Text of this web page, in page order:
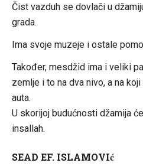
Čist vazduh se dovlači u
grada.
Ima svoje muzeje i ostale
Također, mesdžid ima i veliki
zemlje i to na dva nivo, a na
auta.
U skorijoj budućnosti džamija
insallah.
SEAD EF. ISLAMOVIć